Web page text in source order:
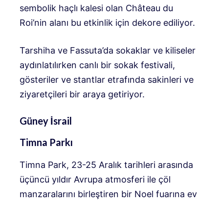
sembolik haçlı kalesi olan Château du
Roi’nin alanı bu etkinlik için dekore ediliyor.
Tarshiha ve Fassuta’da sokaklar ve kiliseler
aydınlatılırken canlı bir sokak festivali,
gösteriler ve stantlar etrafında sakinleri ve
ziyaretçileri bir araya getiriyor.
Güney İsrail
Timna Parkı
Timna Park, 23-25 ​​Aralık tarihleri ​​arasında
üçüncü yıldır Avrupa atmosferi ile çöl
manzaralarını birleştiren bir Noel fuarına ev